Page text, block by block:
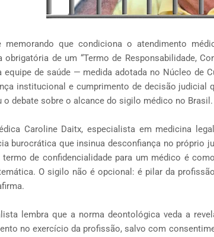
memorando que condiciona o atendimento
obrigatória de um “Termo de Responsabilidade,
equipe de saúde — medida adotada no Núcleo de
institucional e cumprimento de decisão judicial
o debate sobre o alcance do sigilo médico no Brasil.
Caroline Daitx, especialista em medicina
burocrática que insinua desconfiança no próprio
termo de confidencialidade para um médico é
O sigilo não é opcional: é pilar da
lembra que a norma deontológica veda a
no exercício da profissão, salvo com